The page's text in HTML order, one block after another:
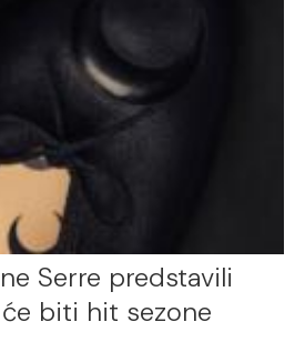
Serre predstavili
biti hit sezone